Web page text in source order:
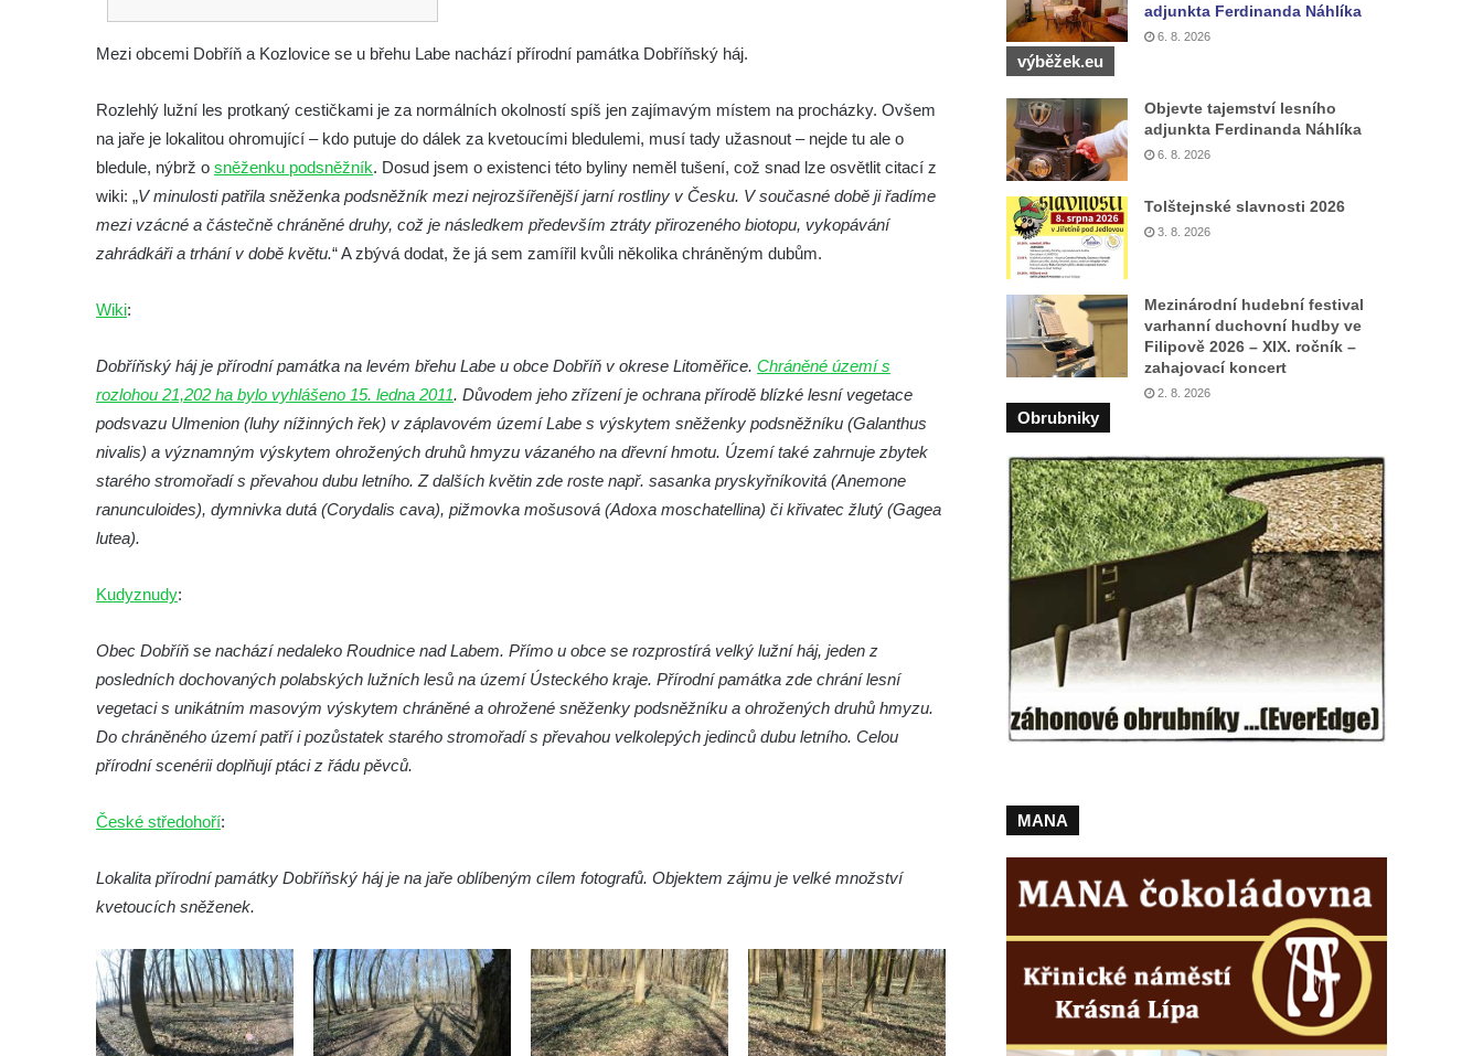
Mezi obcemi Dobříň a Kozlovice se u břehu Labe nachází přírodní památka Dobříňský háj.
Rozlehlý lužní les protkaný cestičkami je za normálních okolností spíš jen zajímavým místem na procházky. Ovšem
na jaře je lokalitou ohromující – kdo putuje do dálek za kvetoucími bledulemi, musí tady užasnout – nejde tu ale o
bledule, nýbrž o sněženku podsněžník. Dosud jsem o existenci této byliny neměl tušení, což snad lze osvětlit citací z
wiki: „V minulosti patřila sněženka podsněžník mezi nejrozšířenější jarní rostliny v Česku. V současné době ji řadíme
mezi vzácné a částečně chráněné druhy, což je následkem především ztráty přirozeného biotopu, vykopávání
zahrádkáři a trhání v době květu.“ A zbývá dodat, že já sem zamířil kvůli několika chráněným dubům.
Wiki:
Dobříňský háj je přírodní památka na levém břehu Labe u obce Dobříň v okrese Litoměřice. Chráněné území s
rozlohou 21,202 ha bylo vyhlášeno 15. ledna 2011. Důvodem jeho zřízení je ochrana přírodě blízké lesní vegetace
podsvazu Ulmenion (luhy nížinných řek) v záplavovém území Labe s výskytem sněženky podsněžníku (Galanthus
nivalis) a významným výskytem ohrožených druhů hmyzu vázaného na dřevní hmotu. Území také zahrnuje zbytek
starého stromořadí s převahou dubu letního. Z dalších květin zde roste např. sasanka pryskyřníkovitá (Anemone
ranunculoides), dymnivka dutá (Corydalis cava), pižmovka mošusová (Adoxa moschatellina) či křivatec žlutý (Gagea
lutea).
Kudyznudy:
Obec Dobříň se nachází nedaleko Roudnice nad Labem. Přímo u obce se rozprostírá velký lužní háj, jeden z
posledních dochovaných polabských lužních lesů na území Ústeckého kraje. Přírodní památka zde chrání lesní
vegetaci s unikátním masovým výskytem chráněné a ohrožené sněženky podsněžníku a ohrožených druhů hmyzu.
Do chráněného území patří i pozůstatek starého stromořadí s převahou velkolepých jedinců dubu letního. Celou
přírodní scenérii doplňují ptáci z řádu pěvců.
České středohoří:
Lokalita přírodní památky Dobříňský háj je na jaře oblíbeným cílem fotografů. Objektem zájmu je velké množství
kvetoucích sněženek.
adjunkta Ferdinanda Náhlíka
6. 8. 2026
výběžek.eu
Objevte tajemství lesního
adjunkta Ferdinanda Náhlíka
6. 8. 2026
Tolštejnské slavnosti 2026
3. 8. 2026
Mezinárodní hudební festival
varhanní duchovní hudby ve
Filipově 2026 – XIX. ročník –
zahajovací koncert
2. 8. 2026
Obrubniky
MANA